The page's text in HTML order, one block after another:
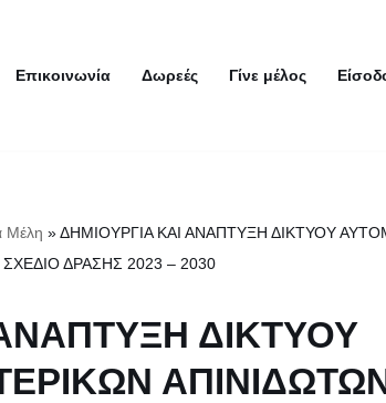
Επικοινωνία Δωρεές Γίνε μέλος
Μέλη »ΔΗΜΙΟΥΡΓΙΑ ΚΑΙ ΑΝΑΠΤΥΞΗ ΔΙΚΤΥΟΥ
ΔΡΑΣΗΣ 2023 – 2030
ΔΙΚΤΥΟΥ